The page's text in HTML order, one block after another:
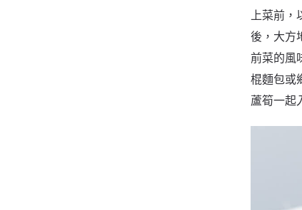
上菜前，
後，大方
前菜的風
棍麵包或
蘆筍一起